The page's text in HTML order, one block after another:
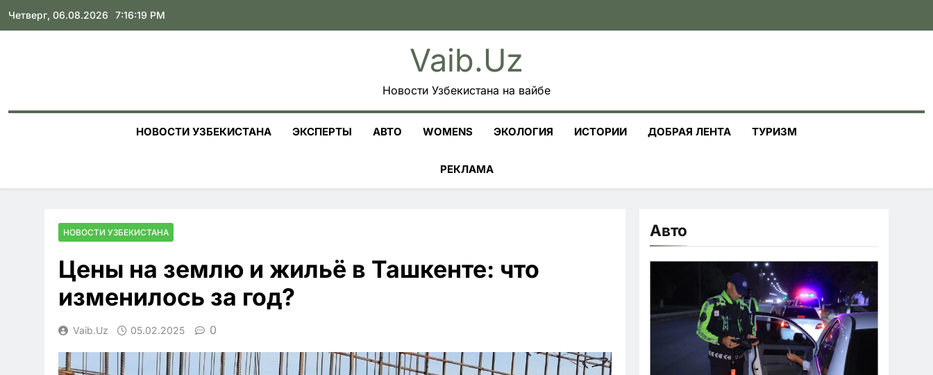
Skip
Четверг, 06.08.2026 7:16:20 PM
Vaib.uz
Новости Узбекистана на вайбе
НОВОСТИ УЗБЕКИСТАНА ЭКСПЕРТЫ АВТО WOMENS ЭКОЛОГИЯ ИСТОРИИ ДОБРАЯ ЛЕНТА ТУРИЗМ
РЕКЛАМА
НОВОСТИ УЗБЕКИСТАНА
Цены на землю и жильё в Ташкенте: что
изменилось за год?
Vaib.uz 05.02.2025 0
Авто